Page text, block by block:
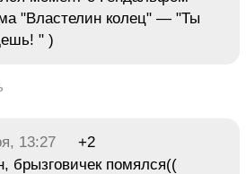
"Властелин колец" — "Ты
" )
13:27
+2
брызговичек помялся((